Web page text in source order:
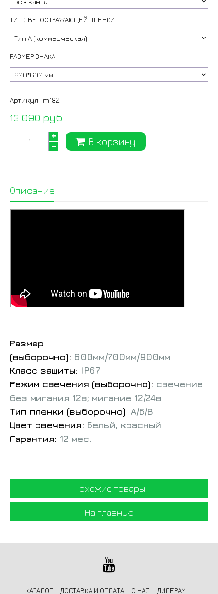
ТИП СВЕТООТРАЖАЮЩЕЙ ПЛЕНКИ
РАЗМЕР ЗНАКА
Артикул: im182
13 090 руб
В корзину
Описание
Размер
(выборочно): 600мм/700мм/900мм
Класс защиты: IP67
Режим свечения (выборочно): свечение
без мигания 12в; мигание 12/24в
Тип пленки (выборочно): А/Б/В
Цвет свечения: Белый, красный
Гарантия: 12 мес.
Похожие товары
На главную
КАТАЛОГ ДОСТАВКА И ОПЛАТА О НАС ДИЛЕРАМ